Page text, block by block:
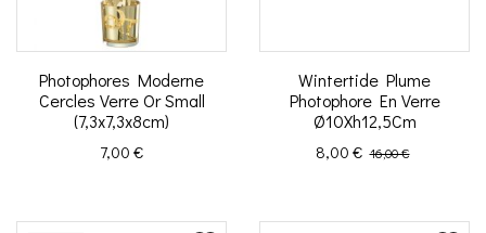
Photophores Moderne
Cercles Verre Or Small
(7,3x7,3x8cm)
Prix
7,00 €
Wintertide Plume
Photophore En Verre
Ø10Xh12,5Cm
Prix
8,00 € Prix de base
16,00 €